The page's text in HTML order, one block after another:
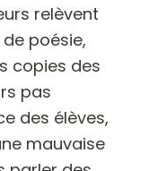
relèvent
poésie,
copies des
pas
des élèves,
mauvaise